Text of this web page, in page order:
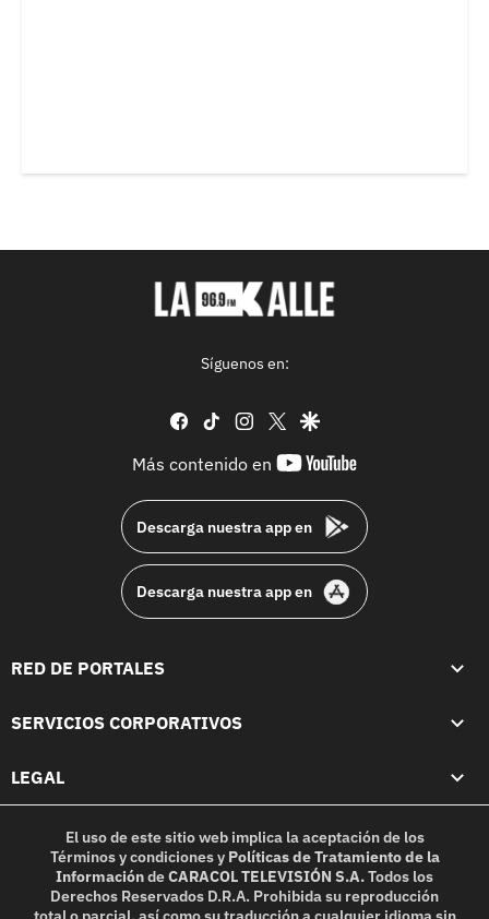
Síguenos en:
facebook
tiktok instagram
twittergoogle
Más contenido en
youtube-
Descarga nuestra app en
Descarga nuestra app en
RED DE PORTALES
SERVICIOS CORPORATIVOS
LEGAL
El uso de este sitio web implica la aceptación de los
Términos y condicionesy Políticas de Tratamiento de la
InformacióndeCARACOL TELEVISIÓN S.A.Todos los
Derechos Reservados D.R.A. Prohibida su reproducción